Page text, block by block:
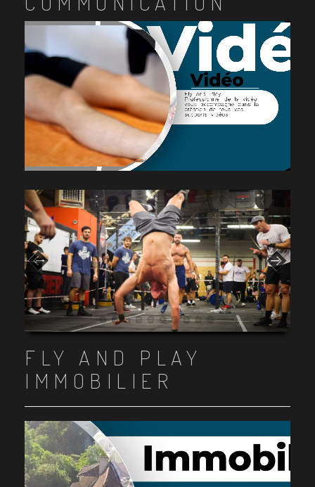
Item 1
Item 2
Item 3
Item 4
Item 5
Item 6
Item 7
Item 8
Item 9
Item 10
FLY AND PLAY
IMMOBILIER